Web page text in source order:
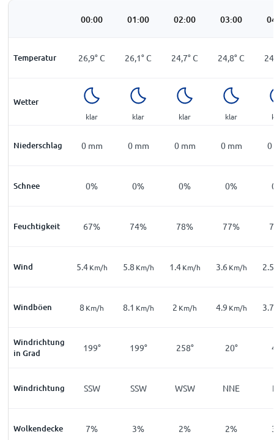
00:00 01:00 02:00 03:00
Temperatur 26,9°C 26,1°C 24,7°C 24,8°C
Wetter
klar klar klar klar
Niederschlag 0 mm 0 mm 0 mm 0 mm 0
Schnee 0% 0% 0% 0%
Feuchtigkeit 67% 74% 78% 77%
Wind 5.4Km/h 5.8 Km/h 1.4Km/h 3.6 Km/h 2.5
Windböen 8 Km/h 8.1 Km/h 2 Km/h 4.9 Km/h 3.7
Windrichtung
in Grad
199° 199° 258° 20°
Windrichtung SSW SSW WSW NNE
Wolkendecke 7% 3% 2% 2%